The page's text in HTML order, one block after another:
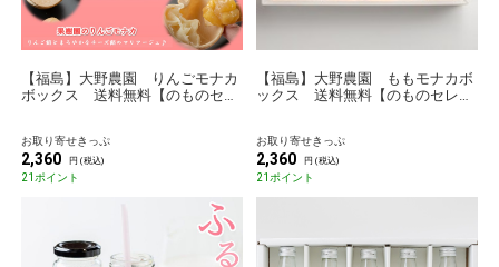
【福島】大野農園 りんごモナカ
ボックス 送料無料【のものセレ
お取り寄せきっぷ
2,360 円 (税込)
21ポイント
【福島】大野農園 ももモナカボ
ックス 送料無料【のものセレク
お取り寄せきっぷ
2,360 円 (税込)
21ポイント